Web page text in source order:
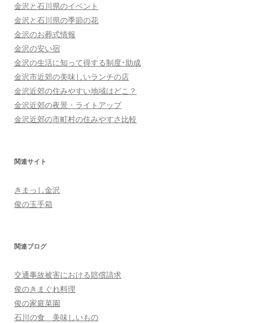
金沢と石川県のイベント
金沢と石川県の季節の花
金沢のお葬式情報
金沢の安い宿
金沢の生活に知って得する制度･助成
金沢市近郊の美味しいランチの店
金沢近郊の住みやすい地域はどこ？
金沢近郊の夜景・ライトアップ
金沢近郊の市町村の住みやすさ比較
関連サイト
きまっし金沢
俊の玉手箱
関連ブログ
交通事故被害における賠償請求
俊のきまぐれ料理
俊の家庭菜園
石川の食 美味しいもの